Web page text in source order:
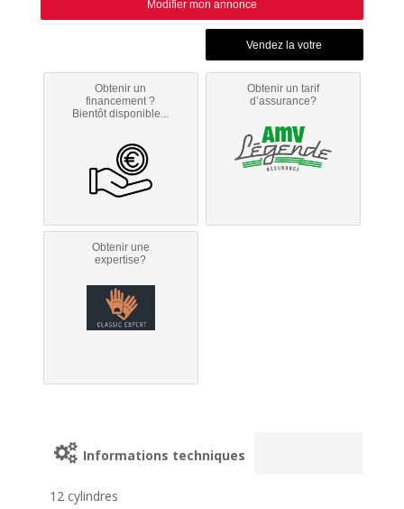
Modifier mon annonce
Obtenir un
financement ?
Bientôt disponible...
Obtenir un tarif
d’assurance?
Obtenir une
expertise?
Informations techniques
12 cylindres